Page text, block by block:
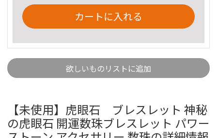
カートに入れる
欲しいものリストに追加
【未使用】虎眼石 ブレスレット 神秘
の虎眼石 開運数珠ブレスレット パワー